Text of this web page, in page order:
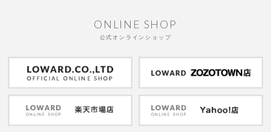
ONLINE SHOP
公式オンラインショップ